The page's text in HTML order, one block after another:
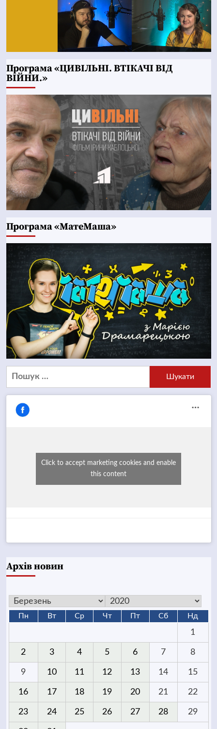
Програма «ЦИВІЛЬНІ. ВТІКАЧІ ВІД
ВІЙНИ.»
Програма «МатеМаша»
Пошук:
Click to accept marketing cookies and enable
this content
Архів новин
Пн Вт Ср Чт Пт Сб Нд
1
2 3 4 5 6 7 8
9 10 11 12 13 14 15
16 17 18 19 20 21 22
23 24 25 26 27 28 29